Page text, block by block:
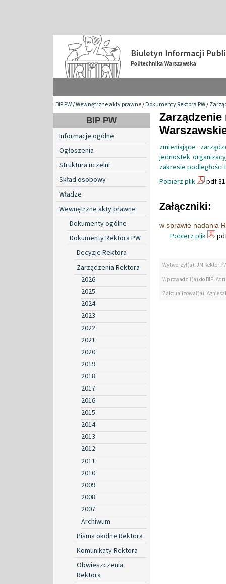
BIP PW/Wewnętrzne akty prawne/Dokumenty Rektora PW/
BIP PW
Informacje ogólne
Ogłoszenia
Struktura uczelni
Skład osobowy
Władze
Wewnętrzne akty prawne
Dokumenty ogólne
Dokumenty Rektora PW
Decyzje Rektora
Zarządzenia Rektora
2026
2025
2024
2023
2022
2021
2020
2019
2018
2017
2016
2015
2014
2013
2012
2011
2010
2009
2008
2007
Archiwum
Pisma okólne Rektora
Komunikaty Rektora
Obwieszczenia
Rektora
zmieniające
jednostek
zakresie podległości
Pobierz plik
pdf
Załączniki:
w sprawie nadania
Pobierz plik
Wytworzył(a): JM Rektor
Wprowadził(a) do BIP:
Zaktualizował(a):